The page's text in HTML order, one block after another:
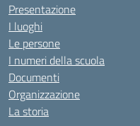
Presentazione
I luoghi
Le persone
I numeri della scuola
Documenti
Organizzazione
La storia